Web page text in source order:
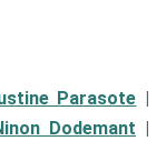
Parasote
Dodemant